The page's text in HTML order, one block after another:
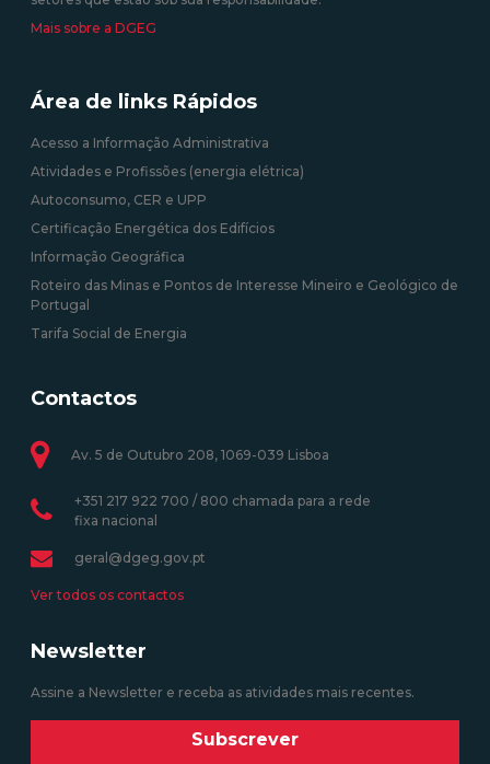
Mais sobre a DGEG
Área de links Rápidos
Acesso a Informação Administrativa
Atividades e Profissões (energia elétrica)
Autoconsumo, CER e UPP
Certificação Energética dos Edifícios
Informação Geográfica
Roteiro das Minas e Pontos de Interesse Mineiro e Geológico de
Portugal
Tarifa Social de Energia
Contactos
Av. 5 de Outubro 208, 1069-039 Lisboa
+351 217 922 700 / 800 chamada para a rede
fixa nacional
geral@dgeg.gov.pt
Ver todos os contactos
Newsletter
Assine a Newsletter e receba as atividades mais recentes.
Subscrever